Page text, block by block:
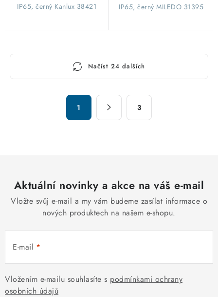
IP65, černý Kanlux 38421
IP65, černý MILEDO 31395
O
v
k
p
i
s
u
Načíst 24 dalších
á
n
1 3
Aktuální novinky a akce na váš e-mail
Vložte svůj e-mail a my vám budeme zasílat informace o
nových produktech na našem e-shopu.
E-mail
Vložením e-mailu souhlasíte s podmínkami ochrany
osobních údajů